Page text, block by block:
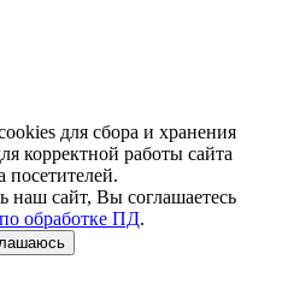
для сбора и хранения
корректной работы сайта
посетителей.
наш сайт, Вы соглашаетесь
обработке ПД.